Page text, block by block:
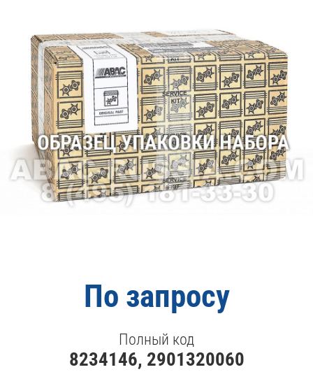
По запросу
Полный код
8234146, 2901320060